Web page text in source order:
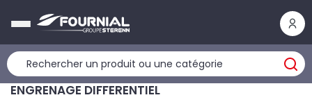
ENGRENAGE DIFFERENTIEL